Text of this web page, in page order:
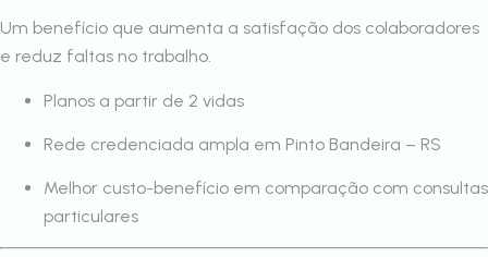
Um benefício que aumenta a satisfação dos colaboradores
e reduz faltas no trabalho.
Planos a partir de 2 vidas
Rede credenciada ampla em Pinto Bandeira – RS
Melhor custo-benefício em comparação com consultas
particulares